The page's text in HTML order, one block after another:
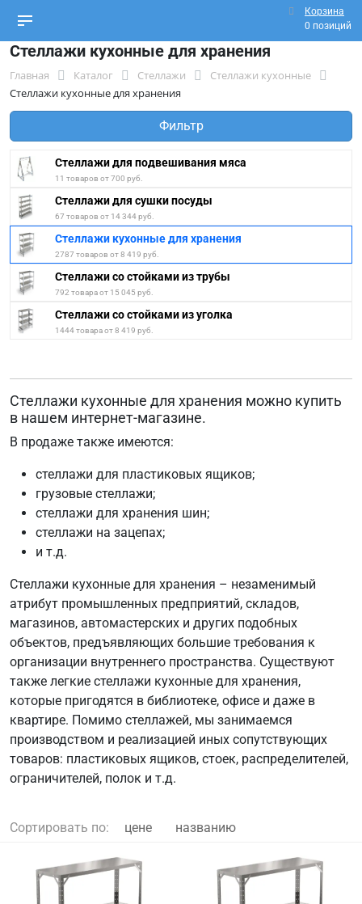
Корзина
0 позиций
Стеллажи кухонные для хранения
Главная Каталог Стеллажи
Стеллажи кухонные
Стеллажи кухонные для хранения
Фильтр
Стеллажи для подвешивания мяса
11 товаров от 700 руб.
Стеллажи для сушки посуды
67 товаров от 14 344 руб.
Стеллажи кухонные для хранения
2787 товаров от 8 419 руб.
Стеллажи со стойками из трубы
792 товара от 15 045 руб.
Стеллажи со стойками из уголка
1444 товара от 8 419 руб.
Стеллажи кухонные для хранения можно купить
в нашем интернет-магазине.
В продаже также имеются:
стеллажи для пластиковых ящиков;
грузовые стеллажи;
стеллажи для хранения шин;
стеллажи на зацепах;
и т.д.
Стеллажи кухонные для хранения – незаменимый
атрибут промышленных предприятий, складов,
магазинов, автомастерских и других подобных
объектов, предъявляющих большие требования к
организации внутреннего пространства. Существуют
также легкие стеллажи кухонные для хранения,
которые пригодятся в библиотеке, офисе и даже в
квартире. Помимо стеллажей, мы занимаемся
производством и реализацией иных сопутствующих
товаров: пластиковых ящиков, стоек, распределителей,
ограничителей, полок и т.д.
Сортировать по: цене названию